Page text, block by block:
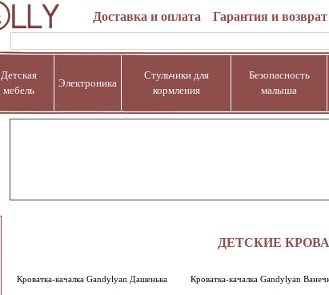
Доставка и оплата Гарантия и возврат
Детская
мебель
Электроника
Стульчики для
кормления
Безопасность
малыша
ДЕТСКИЕ
Кроватка-качалка Gandylyan Дашенька Кроватка-качалка Gandylyan